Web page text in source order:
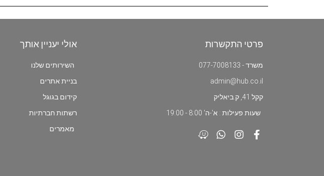
פרטי התקשרות
משרד - 077-7008133
admin@hub.co.il
קקל 41, ק.ביאליק
שעות פעילות : א'-ה' 8:00 - 19:00
אולי יעניין אותך
השירותים שלנו
בניית אתרים
קידום בגוגל
רשתות חברתיות
מאמרים